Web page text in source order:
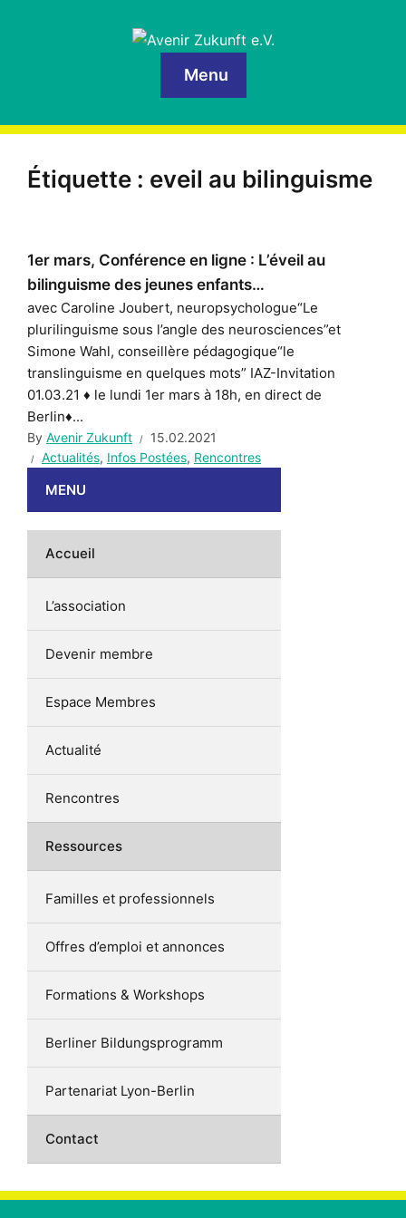
Menu
Étiquette : eveil au bilinguisme
1er mars, Conférence en ligne : L’éveil au
bilinguisme des jeunes enfants…
avec Caroline Joubert, neuropsychologue“Le
plurilinguisme sous l’angle des neurosciences”et
Simone Wahl, conseillère pédagogique“le
translinguisme en quelques mots” IAZ-Invitation
01.03.21 ♦ le lundi 1er mars à 18h, en direct de
Berlin♦...
By Avenir Zukunft
15.02.2021
Actualités, Infos Postées, Rencontres
MENU
Accueil
L’association
Devenir membre
Espace Membres
Actualité
Rencontres
Ressources
Familles et professionnels
Offres d’emploi et annonces
Formations & Workshops
Berliner Bildungsprogramm
Partenariat Lyon-Berlin
Contact